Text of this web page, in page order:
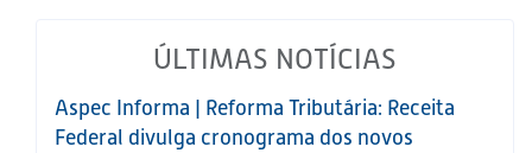
ÚLTIMAS NOTÍCIAS
Aspec Informa | Reforma Tributária: Receita
Federal divulga cronograma dos novos